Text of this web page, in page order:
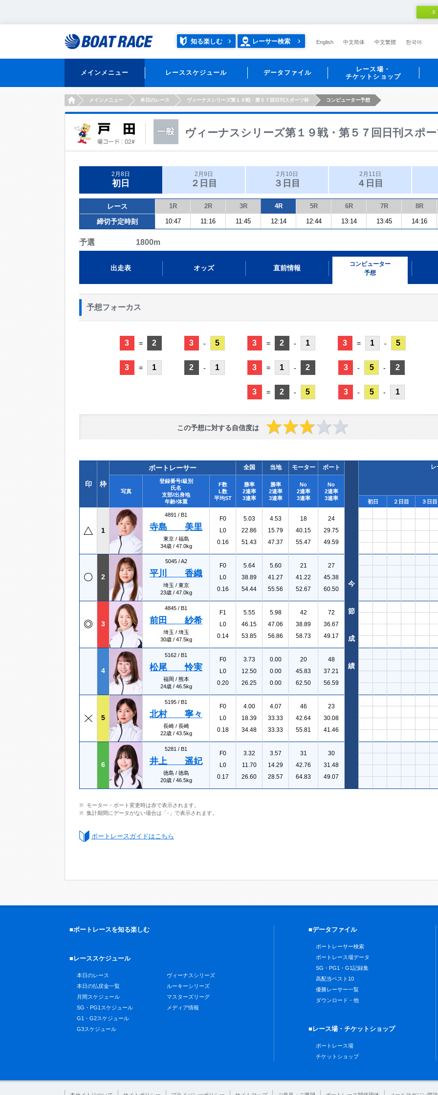
知る楽しむ レーサー検索 English 中文简体 中文繁體 한국어
メインメニュー レーススケジュール データファイル
レース場・
チケットショップ
HOMEメインメニュー 本日のレース ヴィーナスシリーズ第１９戦・第５７回日刊スポーツ杯 コンピューター予想
ヴィーナスシリーズ第１９戦・第５７回日刊スポ
2月8日
初日
2月9日
２日目
2月10日
３日目
2月11日
４日目
レース 1R 2R 3R 4R 5R 6R 7R 8R
締切予定時刻 10:47 11:16 11:45 12:14 12:44 13:14 13:45 14:16
予選 1800m
出走表 オッズ 直前情報
コンピューター
予想
予想フォーカス
3 = 2
3 = 1
3 - 5
2 - 1
3 = 2 - 1
3 = 1 - 2
3 = 2 - 5
3 = 1 - 5
3 - 5 - 2
3 - 5 - 1
この予想に対する自信度は
印 枠
ボートレーサー 全国 当地 モーター ボート レ
写真
登録番号/級別
氏名
支部/出身地
年齢/体重
F数
L数
平均ST
勝率
2連率
3連率
勝率
2連率
3連率
No
2連率
3連率
No
2連率
3連率
初日 ２日目 ３日目
1
4891 / B1
寺島 美里
東京 / 福島
34歳 / 47.0kg
F0
L0
0.16
5.03
22.86
51.43
4.53
15.79
47.37
18
40.15
55.47
24
29.75
49.59
2
5045 /A2
平川 香織
埼玉 / 東京
23歳 / 47.0kg
F0
L0
0.16
5.64
38.89
54.44
5.60
41.27
55.56
21
41.22
52.67
27
45.38
60.50
3
4845 / B1
前田 紗希
埼玉 / 埼玉
30歳 / 47.5kg
F1
L0
0.14
5.55
46.15
53.85
5.98
47.06
56.86
42
38.89
58.73
72
36.67
49.17
4
5162 / B1
松尾 怜実
福岡 / 熊本
24歳 / 46.5kg
F0
L0
0.20
3.73
12.50
26.25
0.00
0.00
0.00
20
45.83
62.50
48
37.21
56.59
5
5195 / B1
北村 寧々
長崎 / 長崎
22歳 / 43.5kg
F0
L0
0.18
4.00
18.39
34.48
4.07
33.33
33.33
46
42.64
55.81
23
30.08
41.46
6
5281 / B1
井上 遥妃
徳島 / 徳島
20歳 / 46.5kg
F0
L0
0.17
3.32
11.70
26.60
3.57
14.29
28.57
31
42.76
64.83
30
31.48
49.07
今
節
成
績
モーター・ボート変更時は赤で表示されます。
集計期間にデータがない場合は「-」で表示されます。
ボートレースガイドはこちら
■ボートレースを知る楽しむ
■レーススケジュール
本日のレース
本日の払戻金一覧
月間スケジュール
SG・PG1スケジュール
G1・G2スケジュール
G3スケジュール
ヴィーナスシリーズ
ルーキーシリーズ
マスターズリーグ
メディア情報
■データファイル
ボートレーサー検索
ボートレース場データ
SG・PG1・G1記録集
高配当ベスト10
優勝レーサー一覧
ダウンロード・他
■レース場・チケットショップ
ボートレース場
チケットショップ